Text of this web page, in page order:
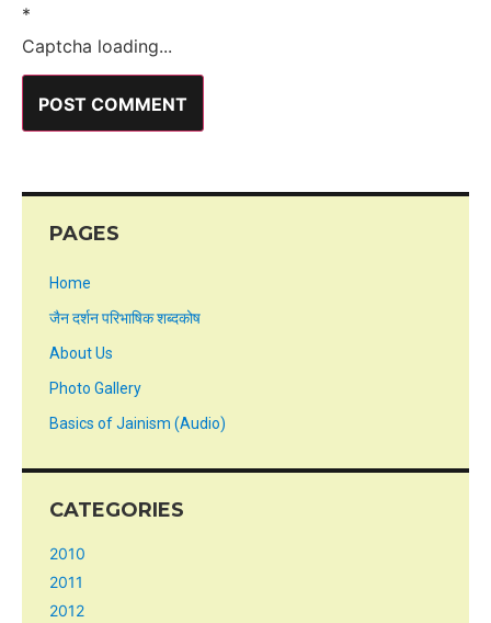
*
Captcha loading...
PAGES
Home
जैन दर्शन परिभाषिक शब्दकोष
About Us
Photo Gallery
Basics of Jainism (Audio)
CATEGORIES
2010
2011
2012